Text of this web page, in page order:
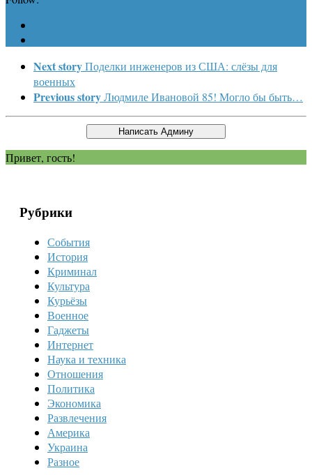
Next storyПоделки инженеров из США: слёзы для
военных
Previous storyЛюдмиле Ивановой 85! Могло бы быть…
Привет, гость!
Рубрики
События
История
Криминал
Культура
Курьёзы
Военное
Гаджеты
Интернет
Наука и техника
Отношения
Политика
Экономика
Развлечения
Америка
Украина
Разное